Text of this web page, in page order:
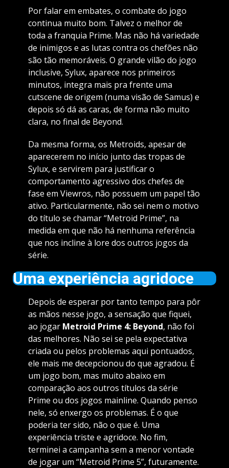
Por falar em embates, o combate do jogo
continua muito bom. Talvez o melhor de
toda a franquia Prime. Mas não há variedade
de inimigos e as lutas contra os chefões não
são tão memoráveis. O grande vilão do jogo
inclusive, Sylux, aparece nos primeiros
minutos, integra mais pra frente uma
cutscene de origem (numa visão de Samus) e
depois só dá as caras, de forma não muito
clara, no final de Beyond.
Da mesma forma, os Metroids, apesar de
aparecerem no início junto das tropas de
Sylux, e servirem para justificar o
comportamento agressivo dos chefes de
fase em Viewros, não possuem um papel tão
ativo. Particularmente, não sei nem o motivo
do título se chamar “Metroid Prime”, na
medida em que não há nenhuma referência
que nos incline à lore dos outros jogos da
série.
Uma experiência agridoce
Depois de esperar por tanto tempo para pôr
as mãos nesse jogo, a sensação que fiquei,
ao jogar Metroid Prime 4: Beyond, não foi
das melhores. Não sei se pela expectativa
criada ou pelos problemas aqui pontuados,
ele mais me decepcionou do que agradou. É
um jogo bom, mas muito abaixo em
comparação aos outros títulos da série
Prime ou dos jogos mainline. Quando penso
nele, só enxergo os problemas. É o que
poderia ter sido, não o que é. Uma
experiência triste e agridoce. No fim,
terminei a campanha sem a menor vontade
de jogar um “Metroid Prime 5”, futuramente.